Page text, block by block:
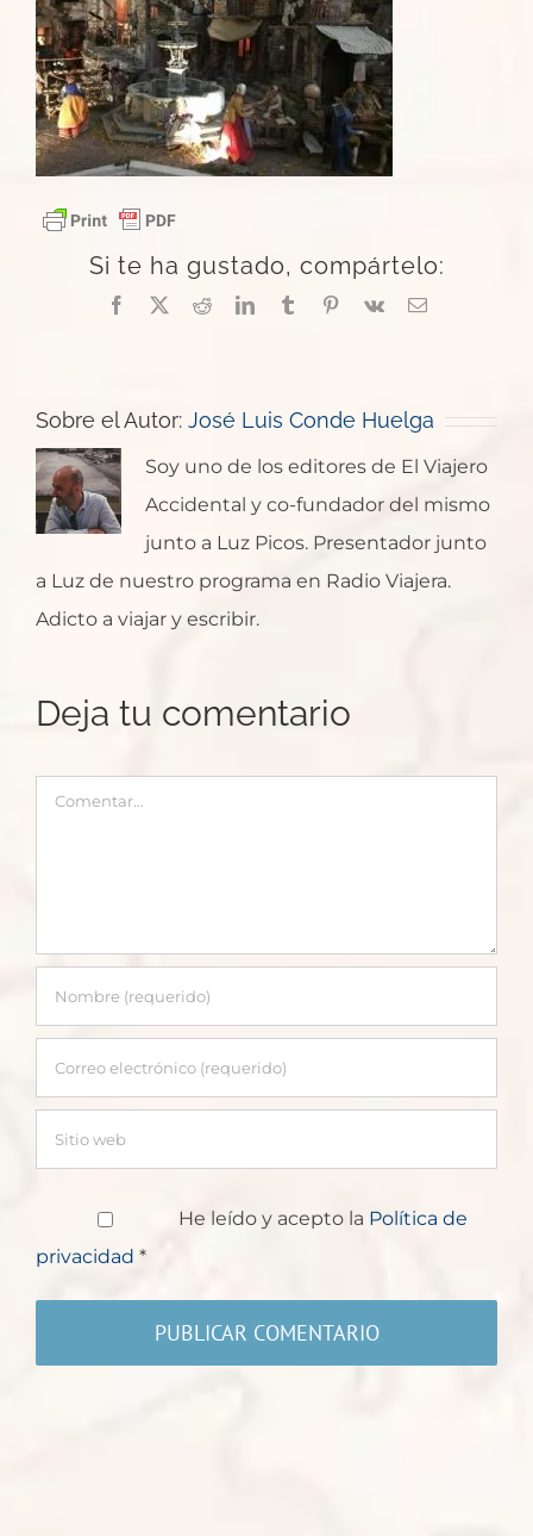
Si te ha gustado, compártelo:
Facebook
X RedditLinkedInTumblrPinterest
Vk
Correo
Sobre el Autor: José Luis Conde Huelga
Soy uno de los editores de El Viajero
Accidental y co-fundador del mismo
junto a Luz Picos. Presentador junto
a Luz de nuestro programa en Radio Viajera.
Adicto a viajar y escribir.
Deja tu comentario
Comentar
He leído y acepto la Política de
privacidad *